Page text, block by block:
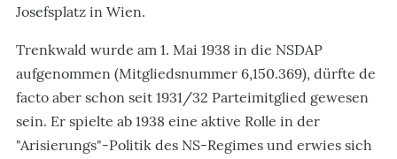
Josefsplatz in Wien.
Trenkwald wurde am 1. Mai 1938 in die NSDAP
aufgenommen (Mitgliedsnummer 6,150.369), dürfte de
facto aber schon seit 1931/32 Parteimitglied gewesen
sein. Er spielte ab 1938 eine aktive Rolle in der
"Arisierungs"-Politik des NS-Regimes und erwies sich